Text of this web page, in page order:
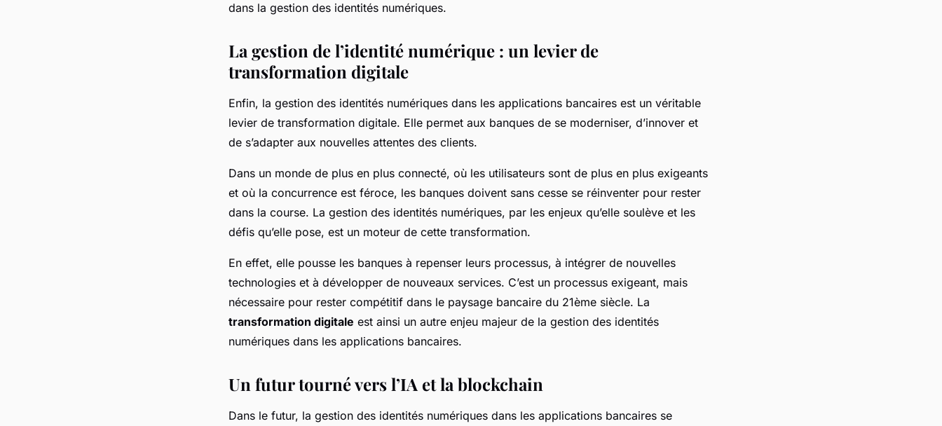
dans la gestion des identités numériques.
La gestion de l’identité numérique : un levier de
transformation digitale
Enfin, la gestion des identités numériques dans les applications bancaires est un véritable
levier de transformation digitale. Elle permet aux banques de se moderniser, d’innover et
de s’adapter aux nouvelles attentes des clients.
Dans un monde de plus en plus connecté, où les utilisateurs sont de plus en plus exigeants
et où la concurrence est féroce, les banques doivent sans cesse se réinventer pour rester
dans la course. La gestion des identités numériques, par les enjeux qu’elle soulève et les
défis qu’elle pose, est un moteur de cette transformation.
En effet, elle pousse les banques à repenser leurs processus, à intégrer de nouvelles
technologies et à développer de nouveaux services. C’est un processus exigeant, mais
nécessaire pour rester compétitif dans le paysage bancaire du 21ème siècle. La
transformation digitale est ainsi un autre enjeu majeur de la gestion des identités
numériques dans les applications bancaires.
Un futur tourné vers l’IA et la blockchain
Dans le futur, la gestion des identités numériques dans les applications bancaires se